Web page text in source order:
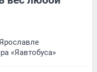
«Яавтобуса»